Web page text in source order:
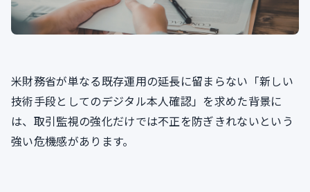
米財務省が単なる既存運用の延長に留まらない「新しい
技術手段としてのデジタル本人確認」を求めた背景に
は、取引監視の強化だけでは不正を防ぎきれないという
強い危機感があります。